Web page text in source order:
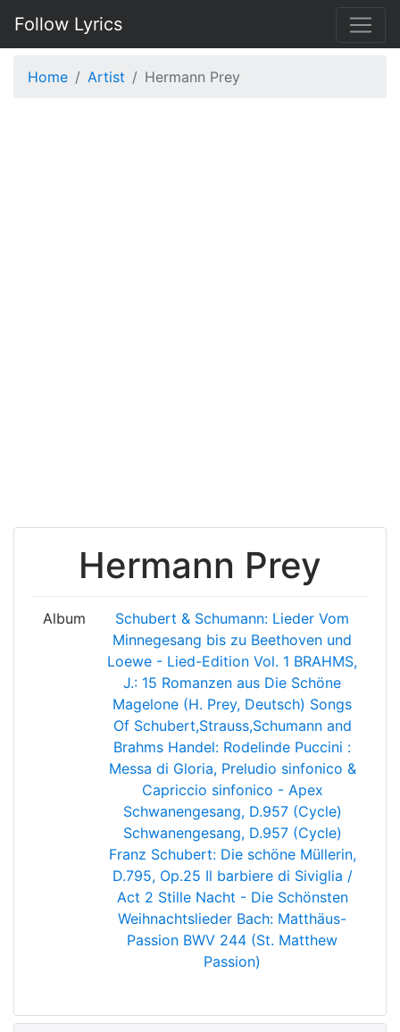
Follow Lyrics
Home Artist Hermann Prey
Hermann Prey
Album Schubert & Schumann: Lieder Vom
Minnegesang bis zu Beethoven und
Loewe - Lied-Edition Vol. 1 BRAHMS,
J.: 15 Romanzen aus Die Schöne
Magelone (H. Prey, Deutsch) Songs
Of Schubert,Strauss,Schumann and
Brahms Handel: Rodelinde Puccini :
Messa di Gloria, Preludio sinfonico &
Capriccio sinfonico - Apex
Schwanengesang, D.957 (Cycle)
Schwanengesang, D.957 (Cycle)
Franz Schubert: Die schöne Müllerin,
D.795, Op.25 Il barbiere di Siviglia /
Act 2 Stille Nacht - Die Schönsten
Weihnachtslieder Bach: Matthäus-
Passion BWV 244 (St. Matthew
Passion)